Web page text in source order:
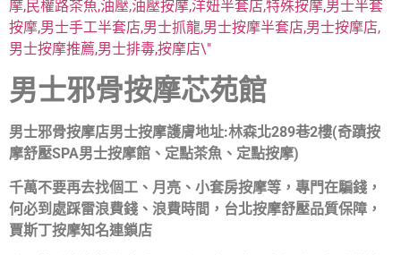
男士邪骨按摩芯苑館
男士邪骨按摩店男士按摩護膚地址:林森北289巷2樓(奇蹟按
摩舒壓SPA男士按摩館、定點茶魚、定點按摩)
千萬不要再去找個工、月亮、小套房按摩等，專門在騙錢，
何必到處踩雷浪費錢、浪費時間，台北按摩舒壓品質保障，
賈斯丁按摩知名連鎖店